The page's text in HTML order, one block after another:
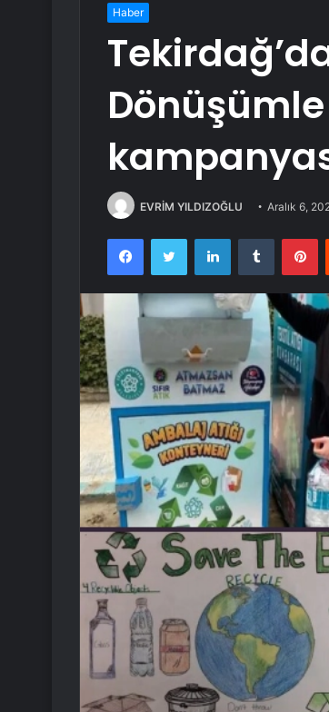
Haber
Dönüşümle
EVRİM YILDIZOĞLU Aralık 6,
FacebookTwitter LinkedInTumblr